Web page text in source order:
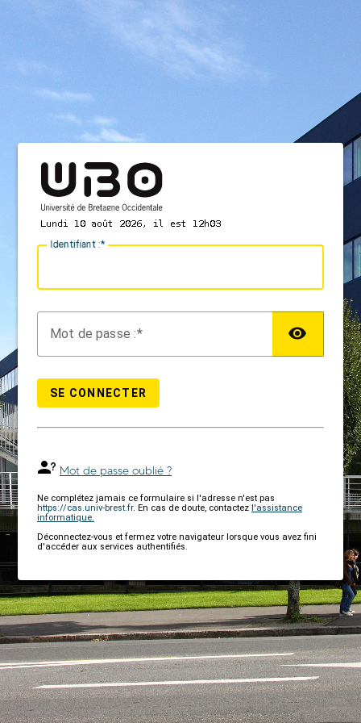
Identifiant :
Mot de passe :
SE CONNECTER
Mot de passe oublié ?
Ne complétez jamais ce formulaire si l'adresse n'est pas
https://cas.univ-brest.fr. En cas de doute, contactez l'assistance
informatique.
Déconnectez-vous et fermez votre navigateur lorsque vous avez fini
d'accéder aux services authentifiés.